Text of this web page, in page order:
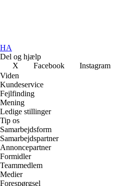
HA
Del og hjælp
X
Facebook Instagram
Viden
Kundeservice
Fejlfinding
Mening
Ledige stillinger
Tip os
Samarbejdsform
Samarbejdspartner
Annoncepartner
Formidler
Teammedlem
Medier
Forespørgsel